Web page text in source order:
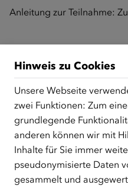
Anleitung zur Teilnahme:
ÜBER UNS
Der Österreichische
Republik Österreich, der
Schutzberechtigte,
zentrale Anlaufstelle bei der
unterstützt.mehr
Hinweis zu Cookies
Unsere Webseite
zwei Funktionen: Zum
grundlegende
anderen können wir mit
Inhalte für Sie immer
pseudonymisierte Daten
gesammelt und